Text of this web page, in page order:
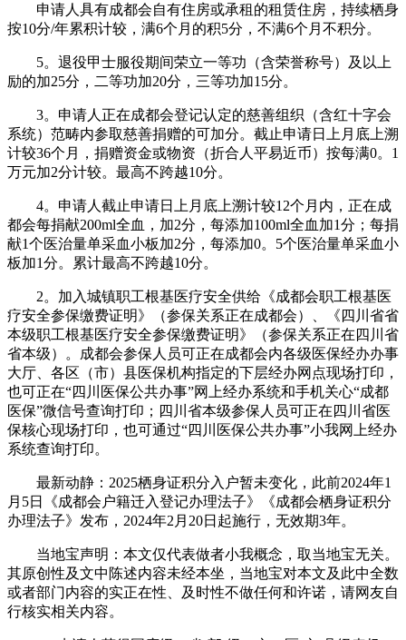
申请人具有成都会自有住房或承租的租赁住房，持续栖身
按10分/年累积计较，满6个月的积5分，不满6个月不积分。
5。退役甲士服役期间荣立一等功（含荣誉称号）及以上
励的加25分，二等功加20分，三等功加15分。
3。申请人正在成都会登记认定的慈善组织（含红十字会
系统）范畴内参取慈善捐赠的可加分。截止申请日上月底上溯
计较36个月，捐赠资金或物资（折合人平易近币）按每满0。1
万元加2分计较。最高不跨越10分。
4。申请人截止申请日上月底上溯计较12个月内，正在成
都会每捐献200ml全血，加2分，每添加100ml全血加1分；每捐
献1个医治量单采血小板加2分，每添加0。5个医治量单采血小
板加1分。累计最高不跨越10分。
2。加入城镇职工根基医疗安全供给《成都会职工根基医
疗安全参保缴费证明》（参保关系正在成都会）、《四川省省
本级职工根基医疗安全参保缴费证明》（参保关系正在四川省
省本级）。成都会参保人员可正在成都会内各级医保经办办事
大厅、各区（市）县医保机构指定的下层经办网点现场打印，
也可正在“四川医保公共办事”网上经办系统和手机关心“成都
医保”微信号查询打印；四川省本级参保人员可正在四川省医
保核心现场打印，也可通过“四川医保公共办事”小我网上经办
系统查询打印。
最新动静：2025栖身证积分入户暂未变化，此前2024年1
月5日《成都会户籍迁入登记办理法子》《成都会栖身证积分
办理法子》发布，2024年2月20日起施行，无效期3年。
当地宝声明：本文仅代表做者小我概念，取当地宝无关。
其原创性及文中陈述内容未经本坐，当地宝对本文及此中全数
或者部门内容的实正在性、及时性不做任何和许诺，请网友自
行核实相关内容。